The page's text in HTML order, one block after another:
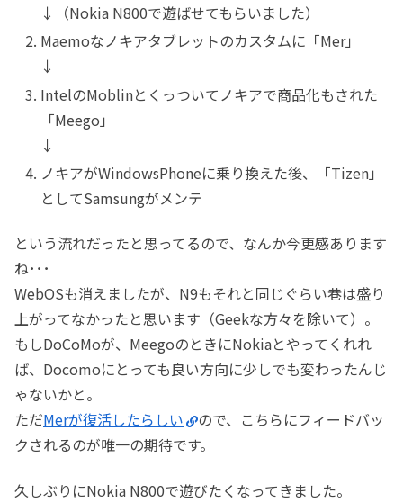
↓（Nokia N800で遊ばせてもらいました）
Maemoなノキアタブレットのカスタムに「Mer」
↓
IntelのMoblinとくっついてノキアで商品化もされた
「Meego」
↓
ノキアがWindowsPhoneに乗り換えた後、「Tizen」
としてSamsungがメンテ
という流れだったと思ってるので、なんか今更感あります
ね･･･
WebOSも消えましたが、N9もそれと同じぐらい巷は盛り
上がってなかったと思います（Geekな方々を除いて）。
もしDoCoMoが、MeegoのときにNokiaとやってくれれ
ば、Docomoにとっても良い方向に少しでも変わったんじ
ゃないかと。
ただMerが復活したらしい
ので、こちらにフィードバッ
クされるのが唯一の期待です。
久しぶりにNokia N800で遊びたくなってきました。